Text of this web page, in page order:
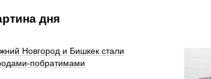
дня
Новгород и Бишкек стали
побратимами